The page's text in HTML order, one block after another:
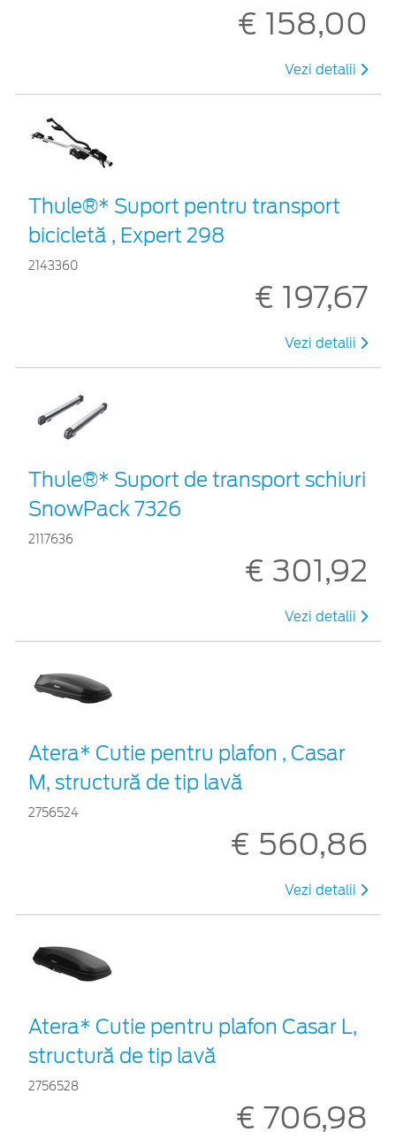
€ 158,00
Vezi detalii
Thule®* Suport pentru transport
bicicletă , Expert 298
2143360
€ 197,67
Vezi detalii
Thule®* Suport de transport schiuri
SnowPack 7326
2117636
€ 301,92
Vezi detalii
Atera* Cutie pentru plafon , Casar
M, structură de tip lavă
2756524
€ 560,86
Vezi detalii
Atera* Cutie pentru plafon Casar L,
structură de tip lavă
2756528
€ 706,98